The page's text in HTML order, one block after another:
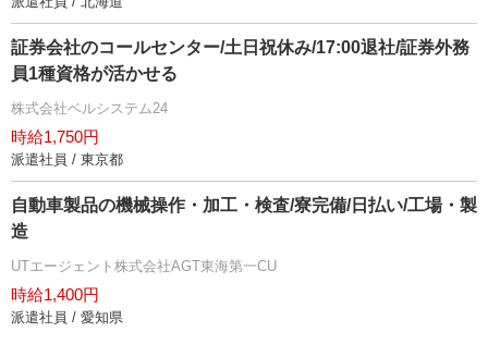
証券会社のコールセンター/土日祝休み/17:00退社/証券外務
員1種資格が活かせる
株式会社ベルシステム24
時給1,750円
派遣社員 / 東京都
自動車製品の機械操作・加工・検査/寮完備/日払い/工場・製
造
UTエージェント株式会社AGT東海第一CU
時給1,400円
派遣社員 / 愛知県